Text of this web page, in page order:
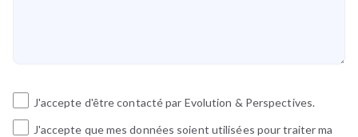
J'accepte d'être contacté par Evolution & Perspectives.
J'accepte que mes données soient utilisées pour traiter ma